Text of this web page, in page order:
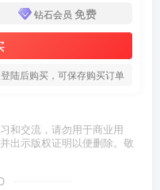
钻石会员 免费
陆后购买，可保存购买订单
和交流，请勿用于商业用
出示版权证明以便删除。敬